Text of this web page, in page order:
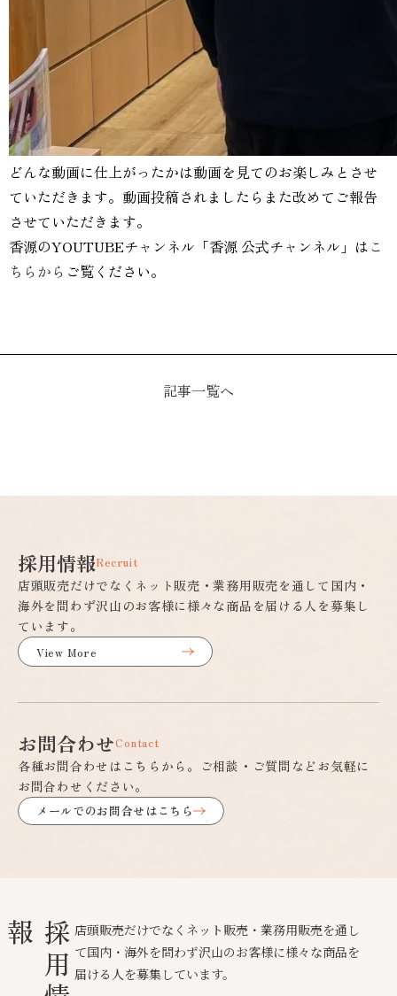
どんな動画に仕上がったかは動画を見てのお楽しみとさせ
ていただきます。動画投稿されましたらまた改めてご報告
させていただきます。
香源のYOUTUBEチャンネル「香源 公式チャンネル」はこ
ちらから ご覧ください。
記事一覧へ
採用情報Recruit
店頭販売だけでなくネット販売・業務用販売を通して国内・
海外を問わず沢山のお客様に様々な商品を届ける人を募集し
ています。
View More
お問合わせContact
各種お問合わせはこちらから。ご相談・ご質問などお気軽に
お問合わせください。
メールでのお問合せはこちら
採
用
情
報
店頭販売だけでなくネット販売・業務用販売を通し
て国内・海外を問わず沢山のお客様に様々な商品を
届ける人を募集しています。